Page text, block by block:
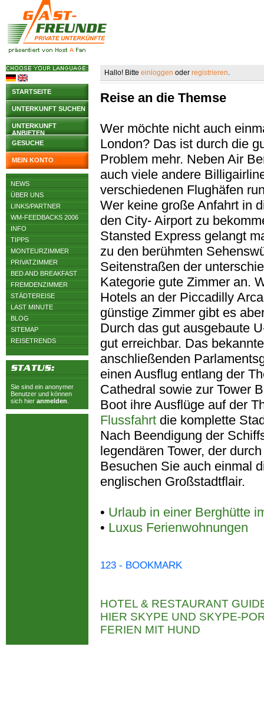
STARTSEITE
UNTERKUNFT SUCHEN
UNTERKUNFT
ANBIETEN
GESUCHE
MEIN KONTO
NEWS
ÜBER UNS
LINKS/PARTNER
WM-FEEDBACKS 2006
INFO
TIPPS
MONTEURZIMMER
PRIVATZIMMER
BED AND BREAKFAST
FREMDENZIMMER
STÄDTEREISE
LAST MINUTE
BLOG
SITEMAP
REISETRENDS
Sie sind ein anonymer
Benutzer und können
sich hier anmelden
Hallo! Bitte einloggen oder registrieren.
Reise an die Themse
Wer möchte nicht auch
London? Das ist durch die
Problem mehr. Neben Air
auch viele andere
verschiedenen Flughäfen
Wer keine große Anfahrt in
den City- Airport zu
Stansted Express gelangt
zu den berühmten
Seitenstraßen der
Kategorie gute Zimmer an.
Hotels an der Piccadilly
günstige Zimmer gibt es
Durch das gut ausgebaute
gut erreichbar. Das
anschließenden
einen Ausflug entlang der
Cathedral sowie zur Tower
Boot ihre Ausflüge auf der
Flussfahrt die komplette
Nach Beendigung der
legendären Tower, der
Besuchen Sie auch einmal
englischen Großstadtflair.
• Urlaub in einer Berghütte
• Luxus Ferienwohnungen
123 - BOOKMARK
HOTEL & RESTAURANT
HIER SKYPE UND SKYPE-
FERIEN MIT HUND